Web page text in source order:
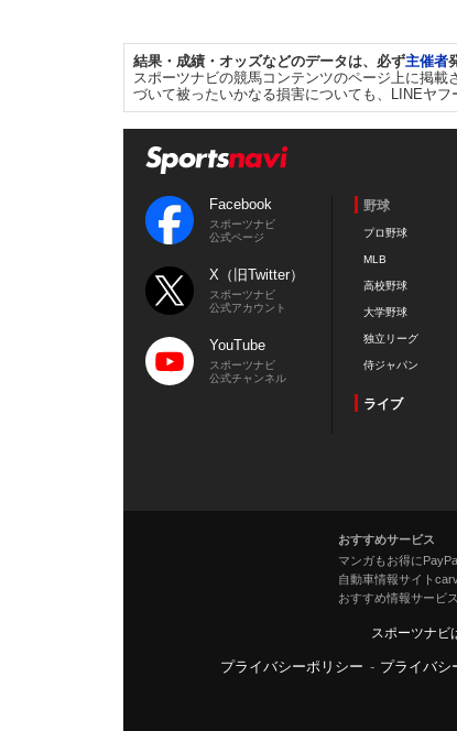
結果・成績・オッズなどのデータは、必ず主催者
スポーツナビの競馬コンテンツのページ上に掲
づいて被ったいかなる損害についても、LINEヤ
Facebook
スポーツナビ
公式ページ
X（旧Twitter）
スポーツナビ
公式アカウント
YouTube
スポーツナビ
公式チャンネル
野球
プロ野球
MLB
高校野球
大学野球
独立リーグ
侍ジャパン
ライブ
おすすめサービス
マンガもお得に
自動車情報サイト
おすすめ情報サービ
スポーツナビ
プライバシーポリシー - プライバシ